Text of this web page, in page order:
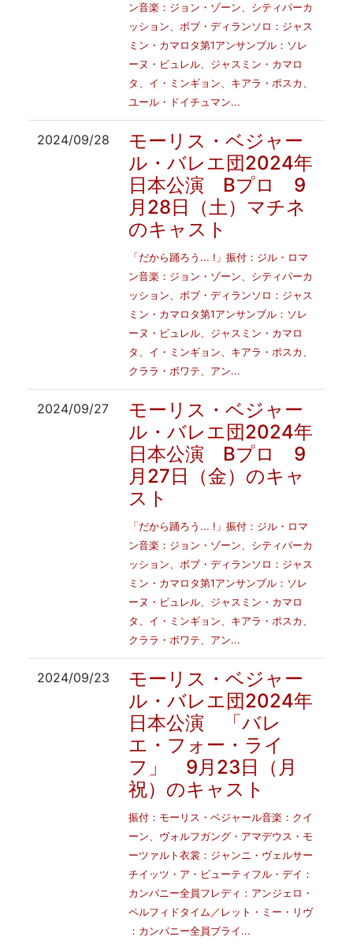
ン音楽：ジョン・ゾーン、シティパーカ
ッション、ボブ・ディランソロ：ジャス
ミン・カマロタ第1アンサンブル：ソレ
ーヌ・ビュレル、ジャスミン・カマロ
タ、イ・ミンギョン、キアラ・ポスカ、
ユール・ドイチュマン...
2024/09/28
モーリス・ベジャー
ル・バレエ団2024年
日本公演 Bプロ 9
月28日（土）マチネ
のキャスト
「だから踊ろう... !」振付：ジル・ロマ
ン音楽：ジョン・ゾーン、シティパーカ
ッション、ボブ・ディランソロ：ジャス
ミン・カマロタ第1アンサンブル：ソレ
ーヌ・ビュレル、ジャスミン・カマロ
タ、イ・ミンギョン、キアラ・ポスカ、
クララ・ボワテ、アン...
2024/09/27
モーリス・ベジャー
ル・バレエ団2024年
日本公演 Bプロ 9
月27日（金）のキャ
スト
「だから踊ろう... !」振付：ジル・ロマ
ン音楽：ジョン・ゾーン、シティパーカ
ッション、ボブ・ディランソロ：ジャス
ミン・カマロタ第1アンサンブル：ソレ
ーヌ・ビュレル、ジャスミン・カマロ
タ、イ・ミンギョン、キアラ・ポスカ、
クララ・ボワテ、アン...
2024/09/23
モーリス・ベジャー
ル・バレエ団2024年
日本公演 「バレ
エ・フォー・ライ
フ」 9月23日（月
祝）のキャスト
振付：モーリス・ベジャール音楽：クイ
ーン、ヴォルフガング・アマデウス・モ
ーツァルト衣裳：ジャンニ・ヴェルサー
チイッツ・ア・ビューティフル・デイ：
カンパニー全員フレディ：アンジェロ・
ペルフィドタイム／レット・ミー・リヴ
：カンパニー全員ブライ...